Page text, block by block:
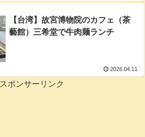
【台湾】故宮博物院のカフェ（茶
藝館）三希堂で牛肉麺ランチ
2026.04.11
スポンサーリンク